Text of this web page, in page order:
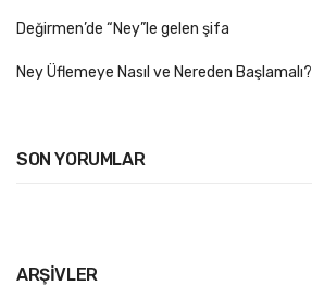
Değirmen’de “Ney”le gelen şifa
Ney Üflemeye Nasıl ve Nereden Başlamalı?
SON YORUMLAR
ARŞIVLER